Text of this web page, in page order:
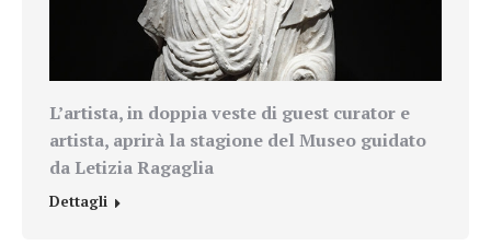
L’artista, in doppia veste di guest curator e
artista, aprirà la stagione del Museo guidato
da Letizia Ragaglia
Dettagli